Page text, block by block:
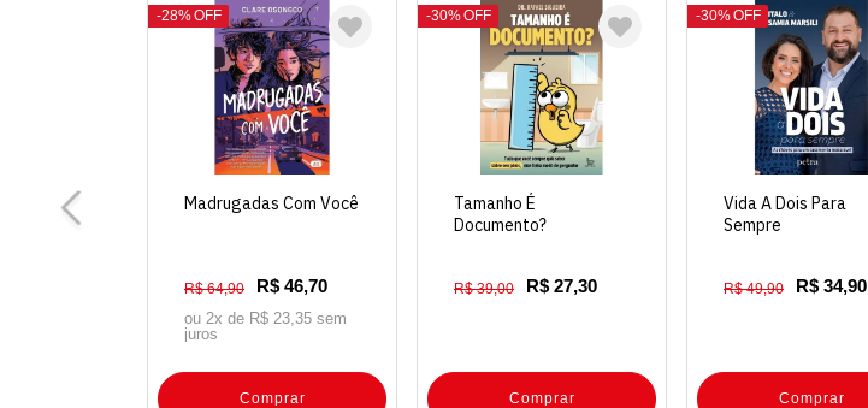
28%OFF
Madrugadas Com Você
R$ 64,90 R$ 46,70
ou 2x de R$ 23,35 sem
juros
Comprar
30%OFF
Tamanho É
Documento?
R$ 39,00 R$ 27,30
Comprar
30%OFF
Vida A Dois Para
Sempre
R$ 49,90 R$ 34,90
Comprar